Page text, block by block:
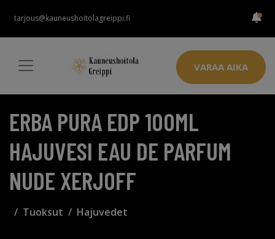
tarjous@kauneushoitolagreippi.fi
VARAA AIKA
ERBA PURA EDP 100ML
HAJUVESI EAU DE PARFUM
NUDE XERJOFF
Tuoksut Hajuvedet